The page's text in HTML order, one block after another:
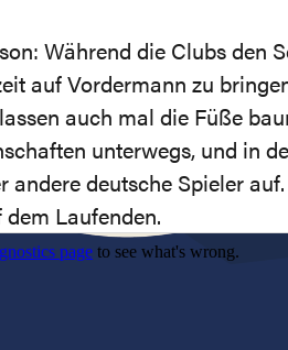
Während die Clubs den
auf Vordermann zu
auch mal die Füße
unterwegs, und in
deutsche Spieler
Laufenden.